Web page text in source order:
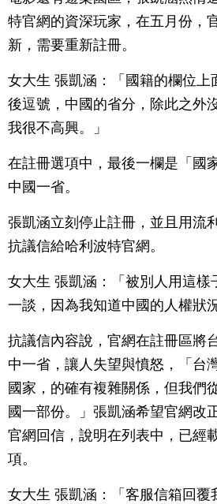
特官網的資深玩家，在五月份，
新，需要重新註冊。
女大生 張凱涵：「國籍的欄位上
後逗號，中國的省分，除此之外
我很不高興。」
在註冊選項中，最後一欄是「國
中國一省。
張凱涵立刻停止註冊，並且用流
抗議信給哈利波特官網。
女大生 張凱涵：「被別人用這樣
一談，因為我知道中國的人權狀
抗議信內容說，官網在註冊區將
中一省，讓人失望與憤怒，「台
國家，的確有複雜關係，但我們
國一部份。」張凱涵希望官網改
官網回信，說明在列表中，已經
項。
女大生 張凱涵：「客服信箱回覆